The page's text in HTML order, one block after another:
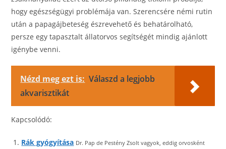
hogy egészségügyi problémája van. Szerencsére némi rutin
után a papagájbeteség észrevehető és behatárolható,
persze egy tapasztalt állatorvos segítségét mindig ajánlott
igénybe venni.
Nézd meg ezt is: Válaszd a legjobb
akvarisztikát
Kapcsolódó:
Rák gyógyítása Dr. Pap de Pestény Zsolt vagyok, eddig orvosként